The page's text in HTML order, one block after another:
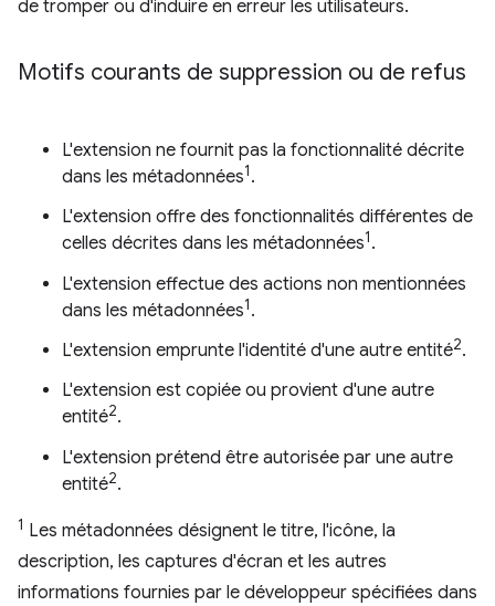
de tromper ou d'induire en erreur les utilisateurs.
Motifs courants de suppression ou de refus
L'extension ne fournit pas la fonctionnalité décrite
dans les métadonnées1.
L'extension offre des fonctionnalités différentes de
celles décrites dans les métadonnées1.
L'extension effectue des actions non mentionnées
dans les métadonnées1.
L'extension emprunte l'identité d'une autre entité2.
L'extension est copiée ou provient d'une autre
entité2.
L'extension prétend être autorisée par une autre
entité2.
1 Les métadonnées désignent le titre, l'icône, la
description, les captures d'écran et les autres
informations fournies par le développeur spécifiées dans